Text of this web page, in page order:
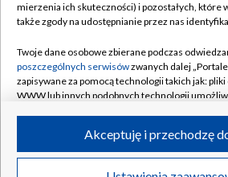
Naziemna Telewizja Cyfrowa
Rada Programowa
System NOS
Informacje o nadawcy
Program dla prasy
Pomoc
Kontakt
Kanały
©2026 Telewizja Polska S.A.
mierzenia ich skuteczności) i pozostałych, które
także zgody na udostępnianie przez nas
Twoje dane osobowe zbierane podczas
poszczególnych serwisówzwanych dalej
zapisywane za pomocą technologii takich jak:
WWW lub innych podobnych technologii
ruchu w Internecie.
Twoje dane osobowe zbierane podczas
Akceptuję i przechodzę